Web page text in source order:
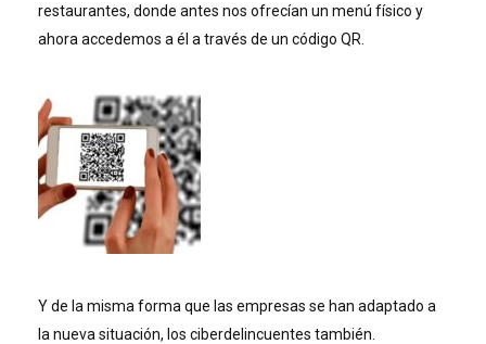
restaurantes, donde antes nos ofrecían un menú físico y
ahora accedemos a él a través de un código QR.
Y de la misma forma que las empresas se han adaptado a
la nueva situación, los ciberdelincuentes también.